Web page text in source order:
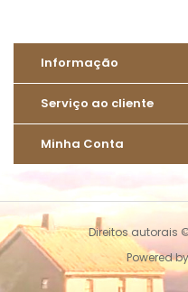
Informação
Serviço ao cliente
Minha Conta
Direitos autorais
Powered